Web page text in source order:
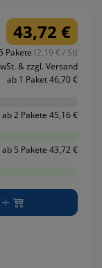
43,72 €
Pakete (2.19 € / St)
& zzgl. Versand
ab 1 Paket 46,70 €
ab 2 Pakete 45,16 €
ab 5 Pakete 43,72 €